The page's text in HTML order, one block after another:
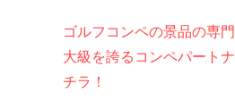
ゴルフコンペの景品の専
大級を誇るコンペパート
チラ！